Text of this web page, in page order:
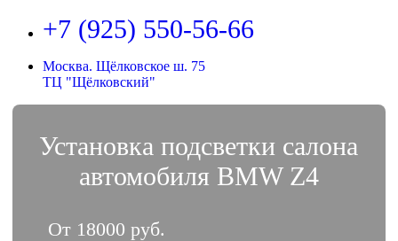
+7 (925) 550-56-66
Москва. Щёлковское ш. 75
ТЦ "Щёлковский"
Установка подсветки салона
автомобиля BMW Z4
От 18000 руб.